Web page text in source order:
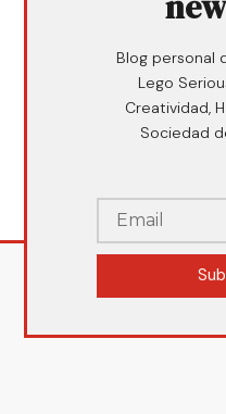
Blog personal
Lego
Creatividad,
Sociedad